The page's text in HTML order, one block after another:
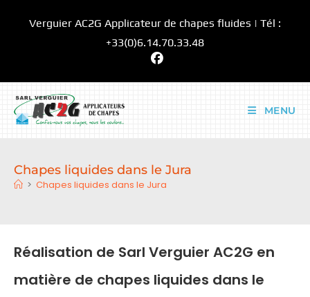
Verguier AC2G Applicateur de chapes fluides | Tél :
+33(0)6.14.70.33.48
MENU
Chapes liquides dans le Jura
> Chapes liquides dans le Jura
Réalisation de Sarl Verguier AC2G en
matière de chapes liquides dans le